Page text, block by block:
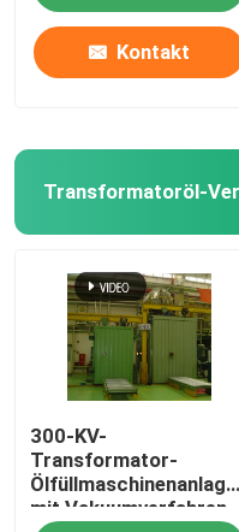
Kontakt
300-KV-
Transformator-
Ölfüllmaschinenanlage
mit Vakuumverfahren